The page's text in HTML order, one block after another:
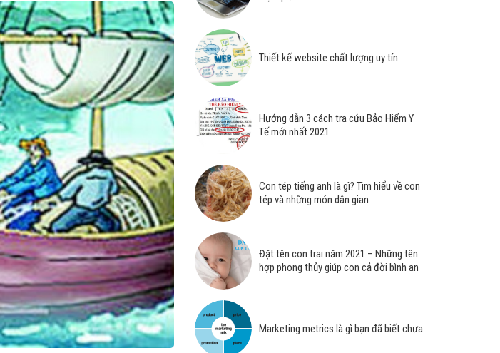
Thiết kế website chất lượng uy tín
Hướng dẫn 3 cách tra cứu Bảo Hiểm Y
Tế mới nhất 2021
Con tép tiếng anh là gì? Tìm hiểu về con
tép và những món dân gian
Đặt tên con trai năm 2021 – Những tên
hợp phong thủy giúp con cả đời bình an
Marketing metrics là gì bạn đã biết chưa